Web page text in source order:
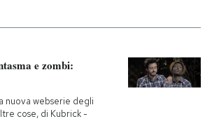
e zombi:
nuova webserie degli
cose, di Kubrick -